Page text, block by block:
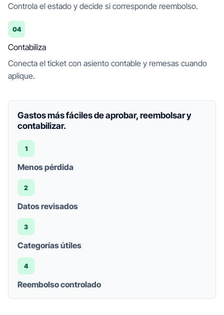
Controla el estado y decide si corresponde reembolso.
04
Contabiliza
Conecta el ticket con asiento contable y remesas cuando
aplique.
Gastos más fáciles de aprobar, reembolsar y
contabilizar.
1
Menos pérdida
2
Datos revisados
3
Categorías útiles
4
Reembolso controlado